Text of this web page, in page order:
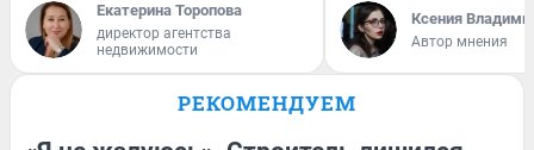
Екатерина Торопова
директор агентства
недвижимости
Ксения
Автор мнения
РЕКОМЕНДУЕМ